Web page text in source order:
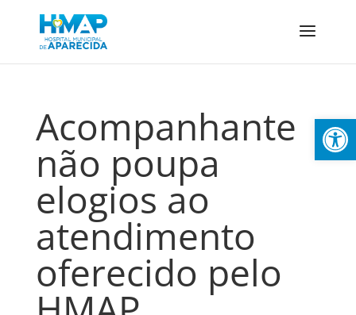
Abrir
Acompanhante
não poupa
elogios ao
atendimento
oferecido pelo